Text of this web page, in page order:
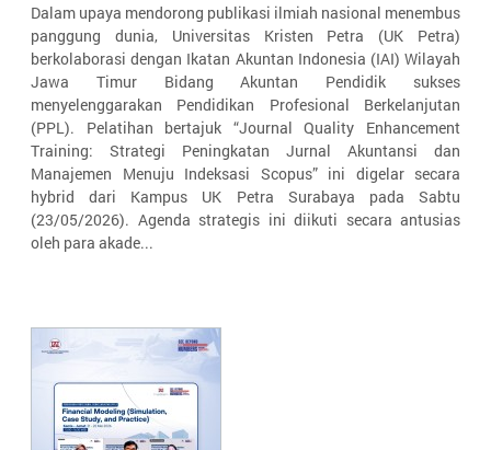
Dalam upaya mendorong publikasi ilmiah nasional menembus
panggung dunia, Universitas Kristen Petra (UK Petra)
berkolaborasi dengan Ikatan Akuntan Indonesia (IAI) Wilayah
Jawa Timur Bidang Akuntan Pendidik sukses
menyelenggarakan Pendidikan Profesional Berkelanjutan
(PPL). Pelatihan bertajuk “Journal Quality Enhancement
Training: Strategi Peningkatan Jurnal Akuntansi dan
Manajemen Menuju Indeksasi Scopus” ini digelar secara
hybrid dari Kampus UK Petra Surabaya pada Sabtu
(23/05/2026). Agenda strategis ini diikuti secara antusias
oleh para akade...